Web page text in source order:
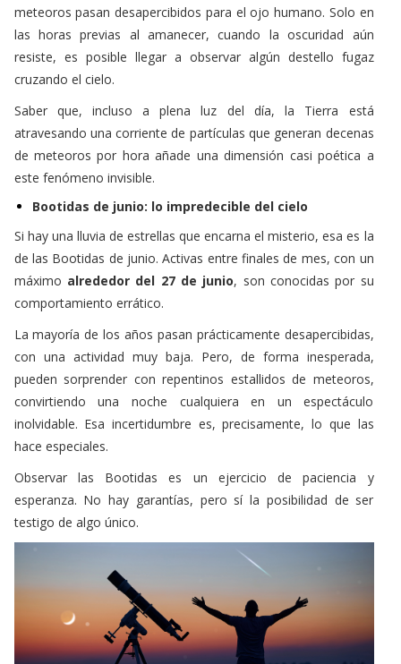
meteoros pasan desapercibidos para el ojo humano. Solo en
las horas previas al amanecer, cuando la oscuridad aún
resiste, es posible llegar a observar algún destello fugaz
cruzando el cielo.
Saber que, incluso a plena luz del día, la Tierra está
atravesando una corriente de partículas que generan decenas
de meteoros por hora añade una dimensión casi poética a
este fenómeno invisible.
Bootidas de junio: lo impredecible del cielo
Si hay una lluvia de estrellas que encarna el misterio, esa es la
de las Bootidas de junio. Activas entre finales de mes, con un
máximo alrededor del 27 de junio, son conocidas por su
comportamiento errático.
La mayoría de los años pasan prácticamente desapercibidas,
con una actividad muy baja. Pero, de forma inesperada,
pueden sorprender con repentinos estallidos de meteoros,
convirtiendo una noche cualquiera en un espectáculo
inolvidable. Esa incertidumbre es, precisamente, lo que las
hace especiales.
Observar las Bootidas es un ejercicio de paciencia y
esperanza. No hay garantías, pero sí la posibilidad de ser
testigo de algo único.